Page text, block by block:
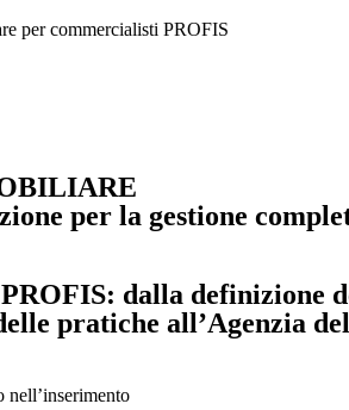
per la gestione
dalla definizione
pratiche all’Agenzia
nell’inserimento